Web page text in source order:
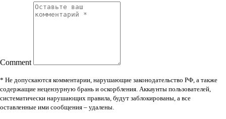
Comment
* Не допускаются комментарии, нарушающие законодательство РФ, а также
содержащие нецензурную брань и оскорбления. Аккаунты пользователей,
систематически нарушающих правила, будут заблокированы, а все
оставленные ими сообщения – удалены.